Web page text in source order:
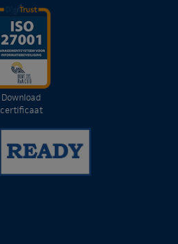
Download
certificaat